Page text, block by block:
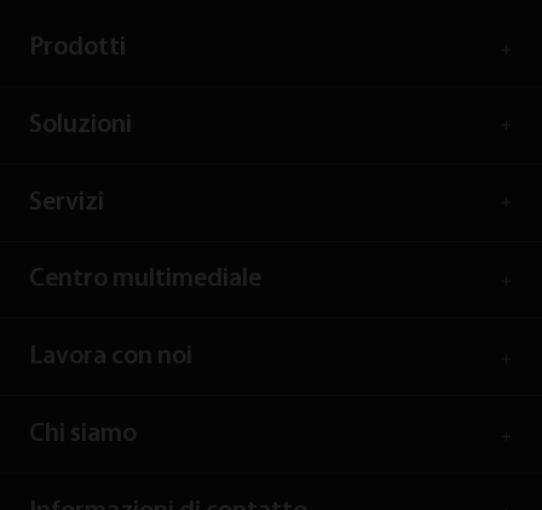
Prodotti
Soluzioni
Servizi
Centro multimediale
Lavora con noi
Chi siamo